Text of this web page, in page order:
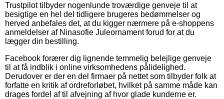
Trustpilot tilbyder nogenlunde troværdige genveje til at
besigtige en hel del tidligere brugeres bedømmelser og
herved anbefales det, at du kigger nærmere på e-shoppens
anmeldelser af Ninasofie Juleornament forud for at du
lægger din bestilling.
Facebook forærer dig lignende temmelig belejlige genveje
til at få indblik i online virksomhedens pålidelighed.
Derudover er der en del firmaer på nettet som tilbyder folk at
forfatte en kritik af ordreforløbet, hvilket på samme måde kan
drages fordel af til afvejning af hvor glade kunderne er.